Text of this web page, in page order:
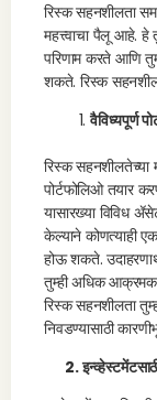
रिस्क सहनशीलता
महत्त्वाचा पैलू आहे. हे
परिणाम करते आणि
शकते. रिस्क
वैविध्यपूर्ण
रिस्क सहनशीलतेच्या
पोर्टफोलिओ तयार
यासारख्या विविध
केल्याने कोणत्याही
होऊ शकते.
तुम्ही अधिक आक्रमक
रिस्क सहनशीलता
निवडण्यासाठी
2.